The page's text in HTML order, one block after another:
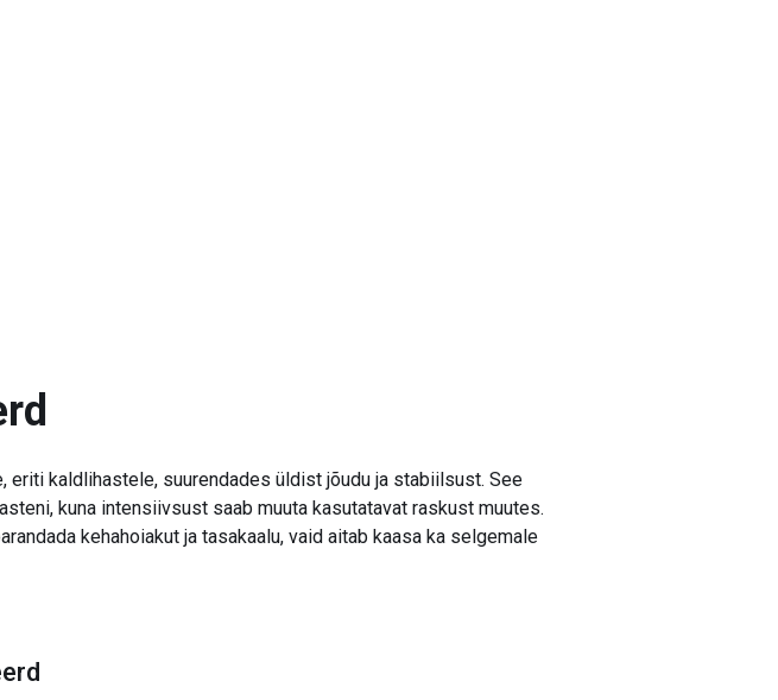
eriti kaldlihastele, suurendades üldist jõudu ja stabiilsust. See
kuna intensiivsust saab muuta kasutatavat raskust muutes.
kehahoiakut ja tasakaalu, vaid aitab kaasa ka selgemale